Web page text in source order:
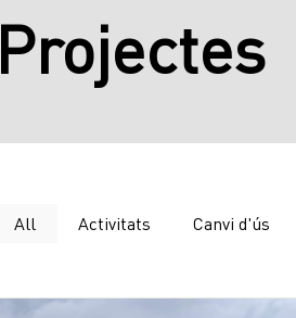
Projectes
All Activitats Canvi d'ús